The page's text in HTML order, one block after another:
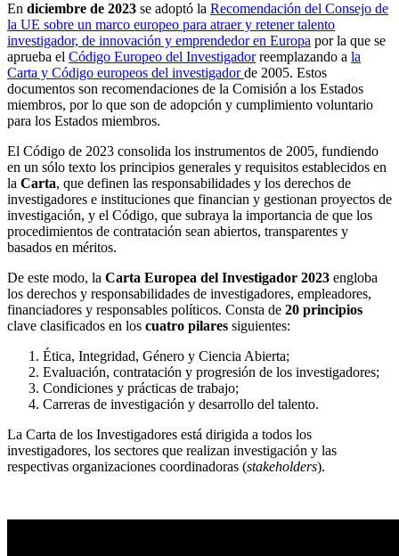
En diciembre de 2023 se adoptó la Recomendación del Consejo de
la UE sobre un marco europeo para atraer y retener talento
investigador, de innovación y emprendedor en Europa por la que se
aprueba el Código Europeo del Investigadorreemplazando a la
Carta y Código europeos del investigadorde 2005. Estos
documentos son recomendaciones de la Comisión a los Estados
miembros, por lo que son de adopción y cumplimiento voluntario
para los Estados miembros.
El Código de 2023 consolida los instrumentos de 2005, fundiendo
en un sólo texto los principios generales y requisitos establecidos en
la Carta, que definen las responsabilidades y los derechos de
investigadores e instituciones que financian y gestionan proyectos de
investigación, y el Código, que subraya la importancia de que los
procedimientos de contratación sean abiertos, transparentes y
basados en méritos.
De este modo, la Carta Europea del Investigador 2023 engloba
los derechos y responsabilidades de investigadores, empleadores,
financiadores y responsables políticos. Consta de 20 principios
clave clasificados en los cuatro pilares siguientes:
Ética, Integridad, Género y Ciencia Abierta;
Evaluación, contratación y progresión de los investigadores;
Condiciones y prácticas de trabajo;
Carreras de investigación y desarrollo del talento.
La Carta de los Investigadores está dirigida a todos los
investigadores, los sectores que realizan investigación y las
respectivas organizaciones coordinadoras (stakeholders).